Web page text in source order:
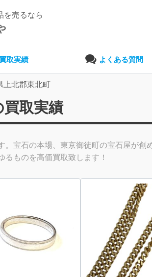
を売るなら
買取実績 よくある質問
上北郡東北町
取実績
宝石の本場、東京御徒町の宝石屋が創
ものを高価買取致します！